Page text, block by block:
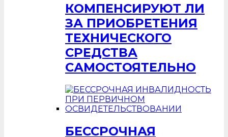
КОМПЕНСИРУЮТ ЛИ
ЗА ПРИОБРЕТЕНИЯ
ТЕХНИЧЕСКОГО
СРЕДСТВА
САМОСТОЯТЕЛЬНО
БЕССРОЧНАЯ